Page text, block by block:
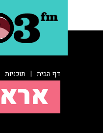
דף הבית | תוכניות